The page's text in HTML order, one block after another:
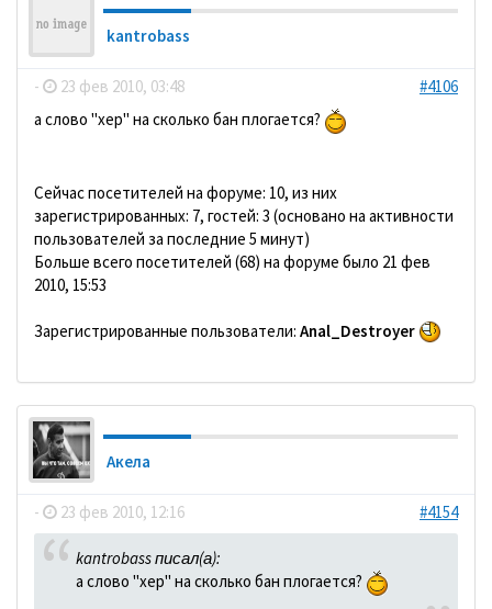
kantrobass
- 23 фев 2010, 03:48
#4106
а слово "хер" на сколько бан плогается?
Сейчас посетителей на форуме: 10, из них
зарегистрированных: 7, гостей: 3 (основано на активности
пользователей за последние 5 минут)
Больше всего посетителей (68) на форуме было 21 фев
2010, 15:53
Зарегистрированные пользователи: Anal_Destroyer
Акела
- 23 фев 2010, 12:16 #4154
kantrobass писал(а):
а слово "хер" на сколько бан плогается?